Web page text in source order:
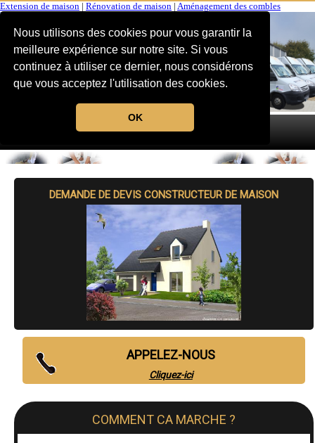
Nous utilisons des cookies pour vous garantir la
meilleure expérience sur notre site. Si vous
continuez à utiliser ce dernier, nous considérons
que vous acceptez l'utilisation des cookies.
OK
Extension de maison Rénovation de maison Aménagement des combles
MENU
DEMANDE DE DEVIS CONSTRUCTEUR DE MAISON
APPELEZ-NOUS
Cliquez-ici
COMMENT CA MARCHE ?